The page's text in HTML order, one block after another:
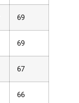
69
69
67
66